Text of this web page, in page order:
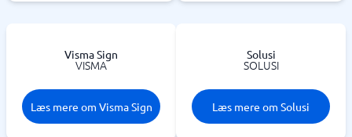
Visma Sign
VISMA
Læs mere om Visma Sign
Solusi
SOLUSI
Læs mere om Solusi